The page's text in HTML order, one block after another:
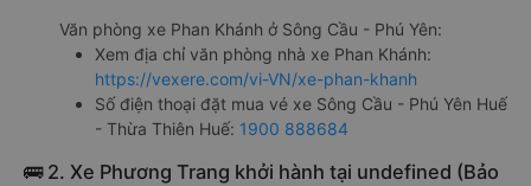
Văn phòng xe Phan Khánh ở Sông Cầu - Phú Yên:
Xem địa chỉ văn phòng nhà xe Phan Khánh:
https://vexere.com/vi-VN/xe-phan-khanh
Số điện thoại đặt mua vé xe Sông Cầu - Phú Yên Huế
- Thừa Thiên Huế: 1900 888684
🚌 2. Xe Phương Trang khởi hành tại undefined (Bảo